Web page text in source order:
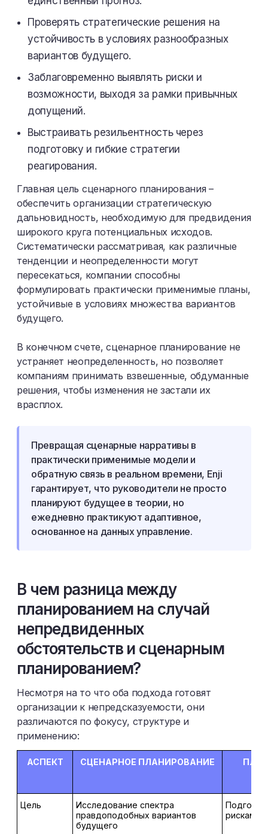
Проверять стратегические решения на
устойчивость в условиях разнообразных
вариантов будущего.
Заблаговременно выявлять риски и
возможности, выходя за рамки привычных
допущений.
Выстраивать резильентность через
подготовку и гибкие стратегии
реагирования.
Главная цель сценарного планирования –
обеспечить организации стратегическую
дальновидность, необходимую для предвидения
широкого круга потенциальных исходов.
Систематически рассматривая, как различные
тенденции и неопределенности могут
пересекаться, компании способны
формулировать практически применимые планы,
устойчивые в условиях множества вариантов
будущего.
В конечном счете, сценарное планирование не
устраняет неопределенность, но позволяет
компаниям принимать взвешенные, обдуманные
решения, чтобы изменения не застали их
врасплох.
Превращая сценарные нарративы в
практически применимые модели и
обратную связь в реальном времени, Enji
гарантирует, что руководители не просто
планируют будущее в теории, но
ежедневно практикуют адаптивное,
основанное на данных управление.
В чем разница между
планированием на случай
непредвиденных
обстоятельств и сценарным
планированием?
Несмотря на то что оба подхода готовят
организации к непредсказуемости, они
различаются по фокусу, структуре и
применению:
АСПЕКТ СЦЕНАРНОЕ ПЛАНИРОВАНИЕ
Цель
Исследование спектра
правдоподобных вариантов
будущего
рискам